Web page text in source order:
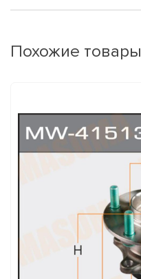
Похожие товары